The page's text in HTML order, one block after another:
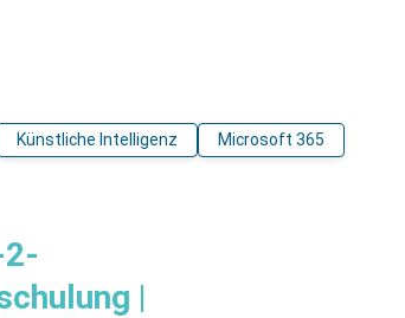
Künstliche Intelligenz Microsoft 365
|